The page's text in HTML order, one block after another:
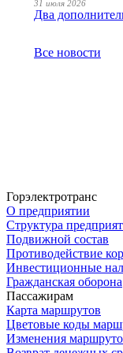
31 июля 2026
Два
Все новости
Горэлектротранс
О предприятии
Структура
Подвижной состав
Противодействие
Инвестиционные
Гражданская оборона
Пассажирам
Карта маршрутов
Цветовые коды
Изменения